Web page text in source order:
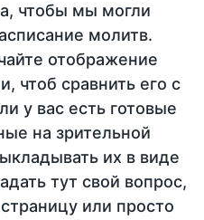
чтобы мы могли
молитв.
отображение
чтоб сравнить его с
у вас есть готовые
на зрительной
их в виде
тут свой вопрос,
или просто